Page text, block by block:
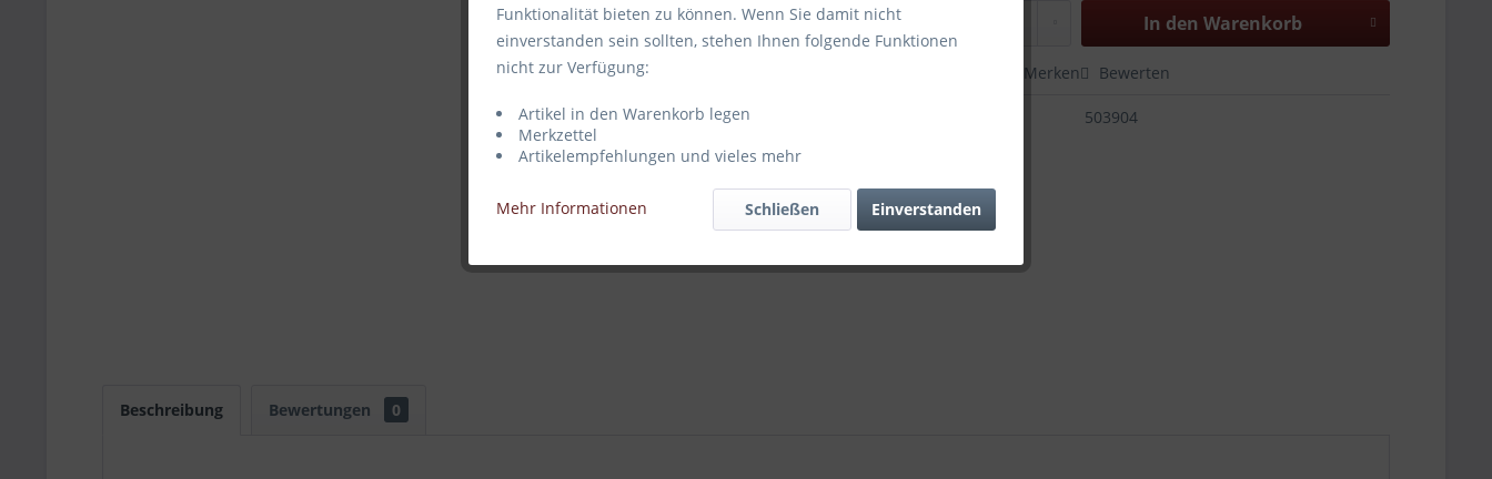
In den Warenkorb
Merken Bewerten
503904
Beschreibung Bewertungen 0
Funktionalität bieten zu können. Wenn Sie damit nicht
einverstanden sein sollten, stehen Ihnen folgende Funktionen
nicht zur Verfügung:
Artikel in den Warenkorb legen
Merkzettel
Artikelempfehlungen und vieles mehr
Mehr Informationen Einverstanden
Schließen